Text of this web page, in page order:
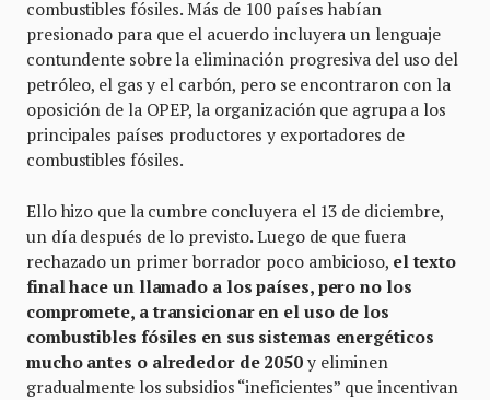
combustibles fósiles. Más de 100 países habían
presionado para que el acuerdo incluyera un lenguaje
contundente sobre la eliminación progresiva del uso del
petróleo, el gas y el carbón, pero se encontraron con la
oposición de la OPEP, la organización que agrupa a los
principales países productores y exportadores de
combustibles fósiles.
Ello hizo que la cumbre concluyera el 13 de diciembre,
un día después de lo previsto. Luego de que fuera
rechazado un primer borrador poco ambicioso, el texto
final hace un llamado a los países, pero no los
compromete, a transicionar en el uso de los
combustibles fósiles en sus sistemas energéticos
mucho antes o alrededor de 2050 y eliminen
gradualmente los subsidios “ineficientes” que incentivan